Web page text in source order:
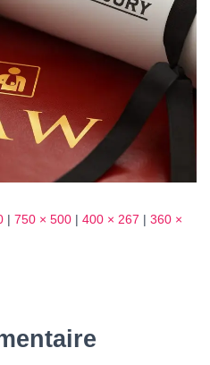
| 750 × 500 | 400 × 267 | 360 ×